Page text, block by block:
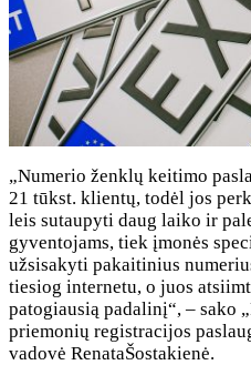
„Numerio ženklų keitimo
21 tūkst. klientų, todėl jos
leis sutaupyti daug laiko ir
gyventojams, tiek įmonės
užsisakyti pakaitinius
tiesiog internetu, o juos
patogiausią padalinį“, – sako
priemonių registracijos
vadovė RenataŠostakienė.